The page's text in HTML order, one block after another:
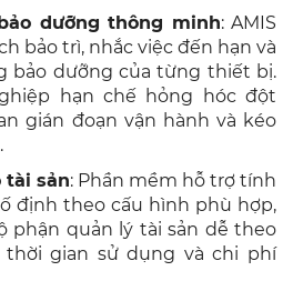
dưỡng thông minh: AMIS
bảo trì, nhắc việc đến hạn và
bảo dưỡng của từng thiết bị.
hạn chế hỏng hóc đột
gián đoạn vận hành và kéo
tài sản: Phần mềm hỗ trợ tính
định theo cấu hình phù hợp,
phận quản lý tài sản dễ theo
thời gian sử dụng và chi phí